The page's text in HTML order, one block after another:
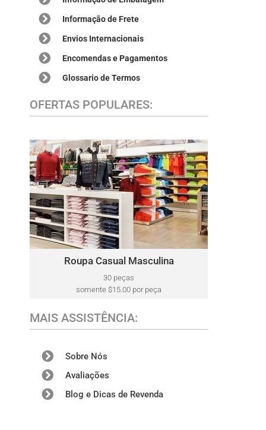
Informação de Frete
Envios Internacionais
Encomendas e Pagamentos
Glossario de Termos
OFERTAS POPULARES:
Roupa Casual Masculina
30 peças
somente $15.00 por peça
ROUPA CASUAL MASCULINA
Este lote pode incluir uma variedade de marcas,
como:
Polo Ralph Lauren,
Tommy Hilfiger,
Kenneth Cole, Lacoste, Calvin Klein, Perry Ellis,
Nautica, North Face, e mais.
Clique Aqui
MAIS ASSISTÊNCIA:
Sobre Nós
Avaliações
Blog e Dicas de Revenda